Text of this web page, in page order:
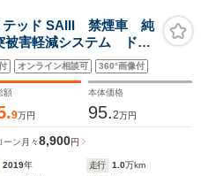
テッド SAIII 禁煙車 純
害軽減システム ドラ
LEDヘッドライト
トハイビーム シート
オンライン相談可 360°画像付
額
9万円
本体価格
95.2万円
ーン 月々8,900円
2019年 走行 1.0万km